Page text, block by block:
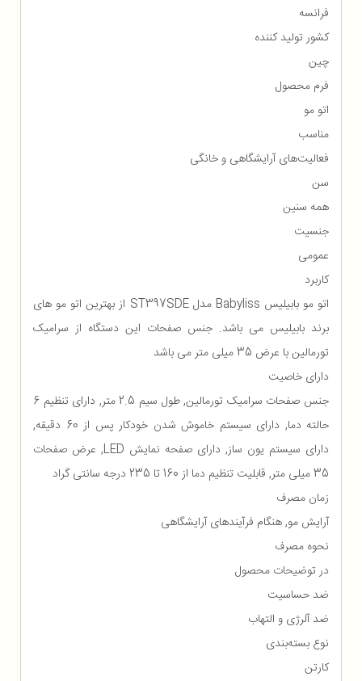
فرانسه
کشور تولید کننده
چین
فرم محصول
اتو مو
مناسب
فعالیت‌های آرایشگاهی و خانگی
سن
همه سنین
جنسیت
عمومی
کاربرد
اتو مو بابيليس Babyliss مدل ST397SDE از بهترین اتو مو های
برند بابیلیس می باشد. جنس صفحات این دستگاه از سرامیک
تورمالین با عرض 35 میلی متر می باشد
دارای خاصیت
جنس صفحات سرامیک تورمالین, طول سیم 2.5 متر, دارای تنظیم 6
حالته دما, دارای سیستم خاموش شدن خودکار پس از 60 دقیقه,
دارای سیستم یون ساز, دارای صفحه نمایش LED, عرض صفحات
35 میلی متر, قابلیت تنظیم دما از 160 تا 235 درجه سانتی گراد
زمان مصرف
آرایش مو, هنگام فرآیندهای آرایشگاهی
نحوه مصرف
در توضیحات محصول
ضد حساسیت
ضد آلرژی و التهاب
نوع بسته‌بندی
کارتن